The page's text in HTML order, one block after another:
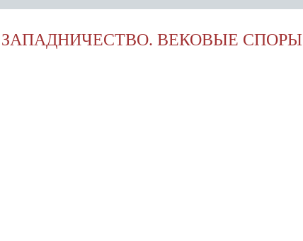
ВЕКОВЫЕ СПОРЫ